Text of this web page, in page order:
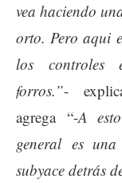
vea haciendo
orto. Pero aqui
los controles
forros.”-
agrega “-A
general es
subyace detrás